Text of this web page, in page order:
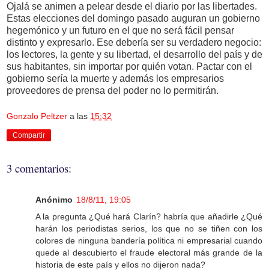
Ojalá se animen a pelear desde el diario por las libertades.
Estas elecciones del domingo pasado auguran un gobierno
hegemónico y un futuro en el que no será fácil pensar
distinto y expresarlo. Ese debería ser su verdadero negocio:
los lectores, la gente y su libertad, el desarrollo del país y de
sus habitantes, sin importar por quién votan. Pactar con el
gobierno sería la muerte y además los empresarios
proveedores de prensa del poder no lo permitirán.
Gonzalo Peltzer a las 15:32
Compartir
3 comentarios:
Anónimo 18/8/11, 19:05
A la pregunta ¿Qué hará Clarín? habría que añadirle ¿Qué
harán los periodistas serios, los que no se tiñen con los
colores de ninguna bandería política ni empresarial cuando
quede al descubierto el fraude electoral más grande de la
historia de este país y ellos no dijeron nada?